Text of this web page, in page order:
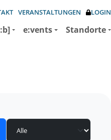
VERANSTALTUNGEN LOGIN
e:vents Standorte